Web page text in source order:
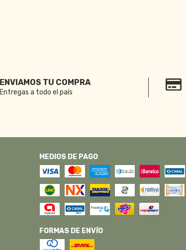
ENVIAMOS TU COMPRA
Entregas a todo el país
MEDIOS DE PAGO
FORMAS DE ENVÍO